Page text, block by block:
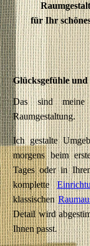
für Ihr
Glücksgefühle
Das sind meine
Raumgestaltung.
Ich gestalte
morgens beim
Tages oder in
komplette
klassischen
Detail wird
Ihnen passt.